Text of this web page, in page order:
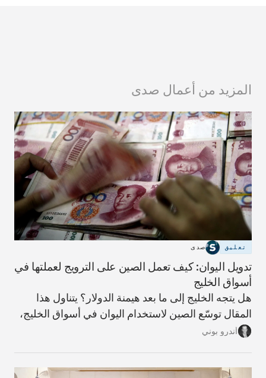
المزيد من أعمال صدى
تعليق صدى
تدويل اليوان: كيف تعمل الصين على الترويج لعملتها في
أسواق الخليج
هل يتجه الخليج إلى ما بعد هيمنة الدولار؟ يتناول هذا
المقال توسّع الصين لاستخدام اليوان في أسواق الخليج،
وما الذي يعنيه ذلك لمستقبل النظام المالي الإقليمي،
أندرو بوني